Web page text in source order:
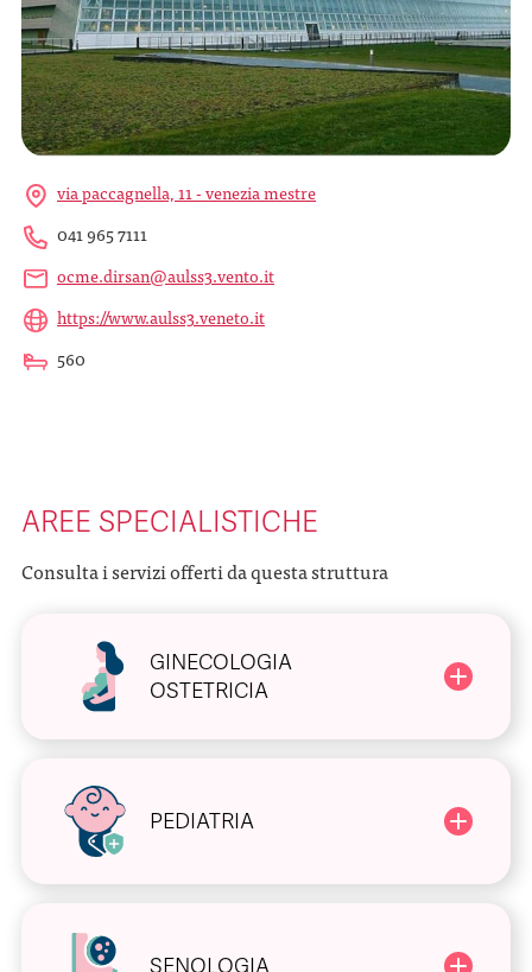
via paccagnella, 11 - venezia mestre
041 965 7111
ocme.dirsan@aulss3.vento.it
https://www.aulss3.veneto.it
560
AREE SPECIALISTICHE
Consulta i servizi offerti da questa struttura
GINECOLOGIA
OSTETRICIA
PEDIATRIA
SENOLOGIA